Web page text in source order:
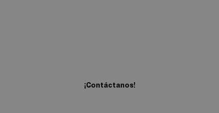
¡Contáctanos!